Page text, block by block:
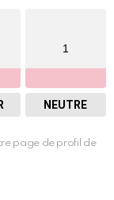
1
NEUTRE
page de profil de